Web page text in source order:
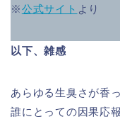
※公式サイト より
以下、雑感
あらゆる生臭さが香
誰にとっての因果応